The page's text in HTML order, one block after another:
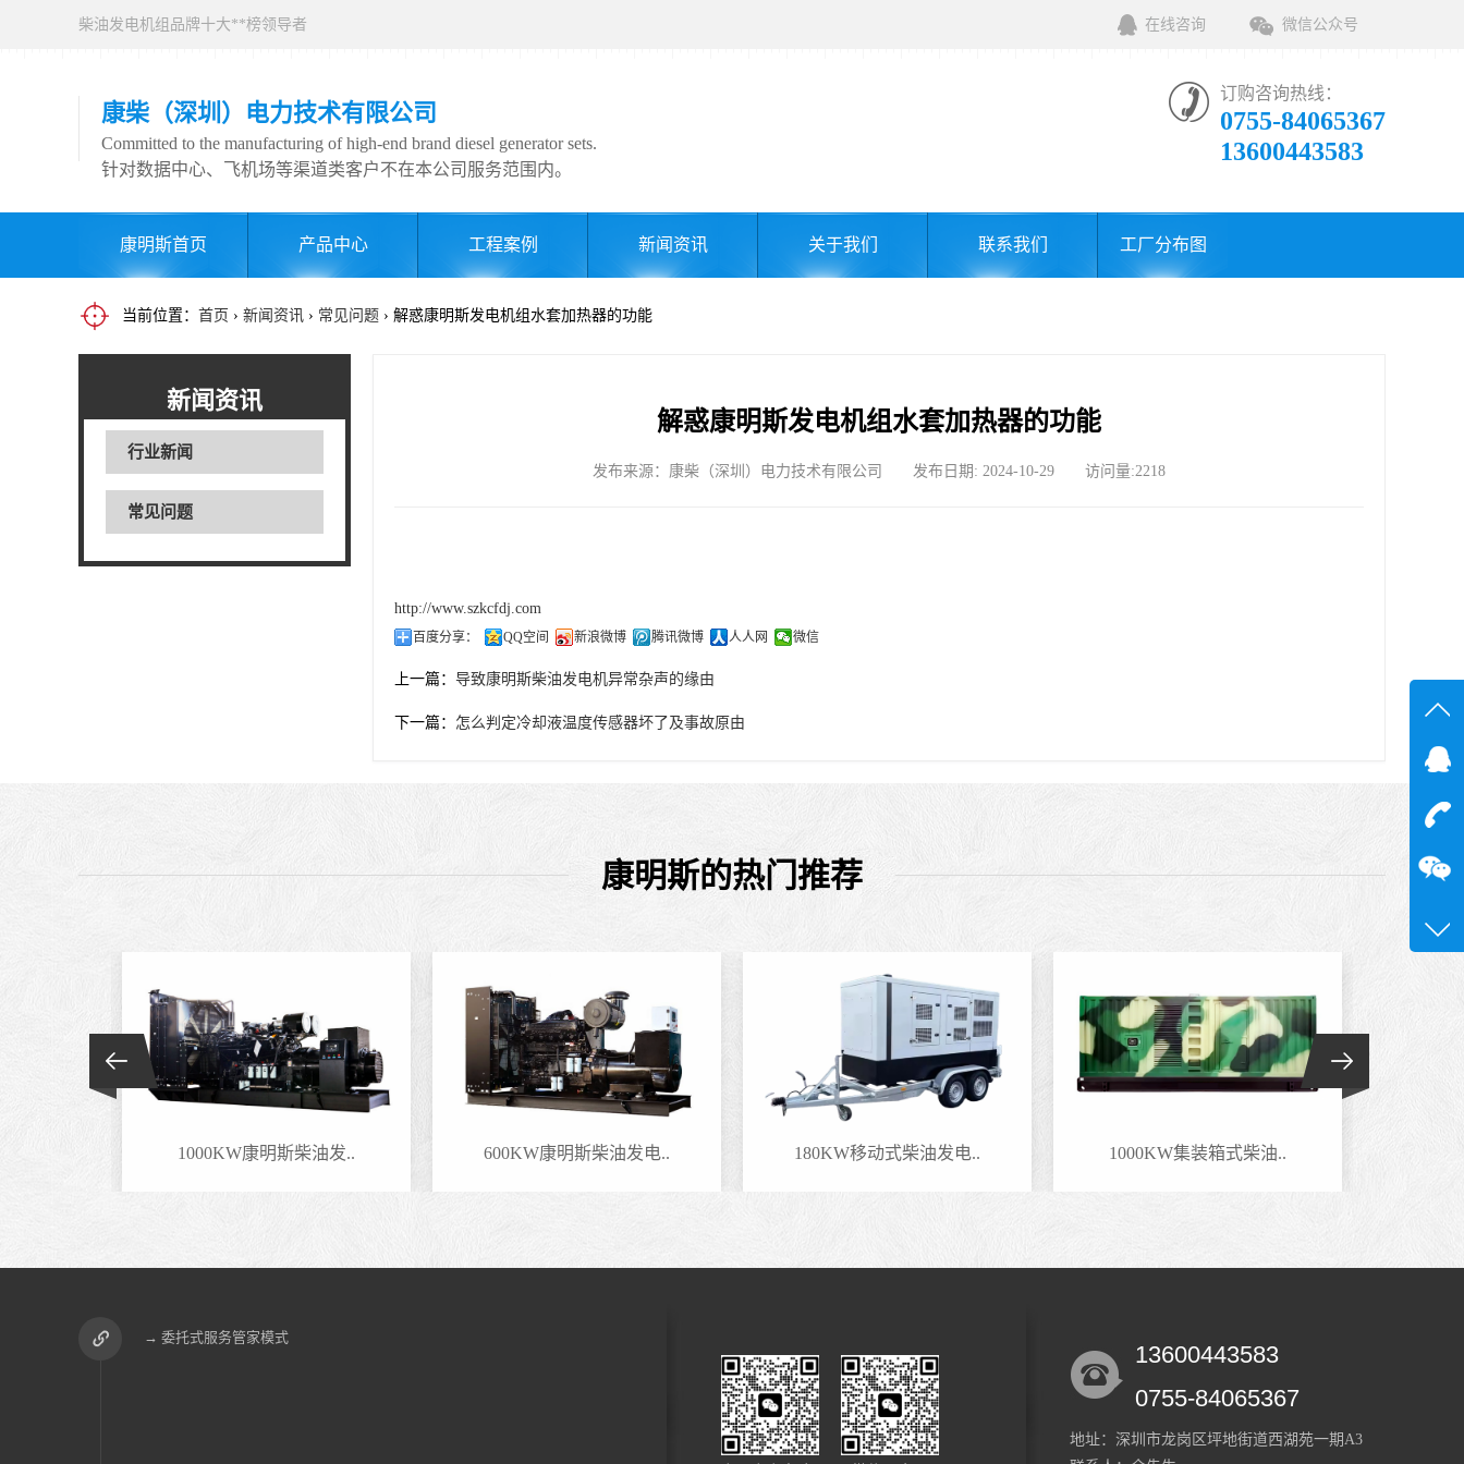
柴油发电机组品牌十大**榜领导者 在线咨询 微信公众号
康柴（深圳）电力技术有限公司
Committed to the manufacturing of high-end brand diesel generator sets.
针对数据中心、飞机场等渠道类客户不在本公司服务范围内。
订购咨询热线：
0755-84065367
13600443583
康明斯首页 产品中心 工程案例 新闻资讯 关于我们 联系我们 工厂分布图
当前位置： 首页 › 新闻资讯 › 常见问题 › 解惑康明斯发电机组水套加热器的功能
新闻资讯
行业新闻
常见问题
解惑康明斯发电机组水套加热器的功能
发布来源：康柴（深圳）电力技术有限公司 发布日期: 2024-10-29 访问量:2218
http://www.szkcfdj.com
百度分享： QQ空间 新浪微博 腾讯微博 人人网 微信
上一篇： 导致康明斯柴油发电机异常杂声的缘由
下一篇： 怎么判定冷却液温度传感器坏了及事故原由
康明斯的热门推荐
1000KW康明斯柴油发.. 600KW康明斯柴油发电.. 180KW移动式柴油发电.. 1000KW集装箱式柴油..
→ 委托式服务管家模式
13600443583
0755-84065367
地址：深圳市龙岗区坪地街道西湖苑一期A3
在线
在
咨询